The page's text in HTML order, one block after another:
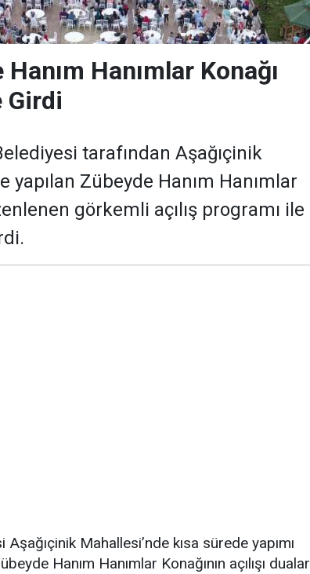
Hanımlar Konağı
Girdi
tarafından Aşağıçinik
yapılan Zübeyde Hanım Hanımlar
görkemli açılış programı ile
Mahallesi’nde kısa sürede yapımı
Hanım Hanımlar Konağının açılışı dualar